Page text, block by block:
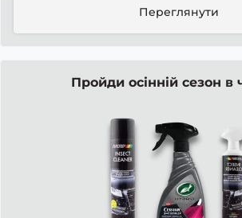
Переглянути
Пройди осінній сезон в